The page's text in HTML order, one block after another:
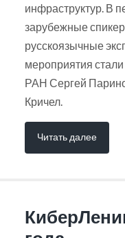
инфраструктур. В
зарубежные
русскоязычные
мероприятия
РАН Сергей
Кричел.
Читать далее